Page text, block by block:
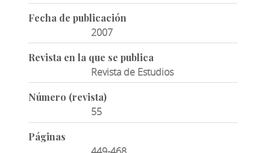
Fecha de publicación
2007
Revista en la que se publica
Revista de Estudios
Número (revista)
55
Páginas